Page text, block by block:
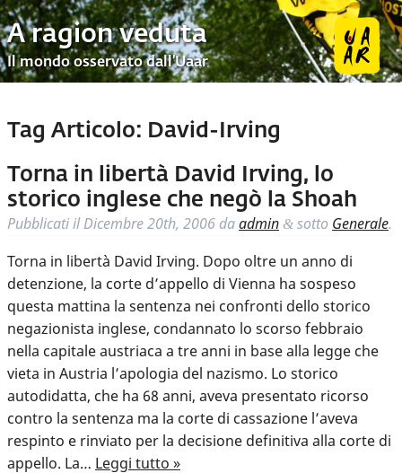
A ragion veduta
Il mondo osservato dall’Uaar
Tag Articolo: David-Irving
Torna in libertà David Irving, lo
storico inglese che negò la Shoah
Pubblicati ilDicembre 20th, 2006 daadmin & sotto Generale.
Torna in libertà David Irving. Dopo oltre un anno di
detenzione, la corte d’appello di Vienna ha sospeso
questa mattina la sentenza nei confronti dello storico
negazionista inglese, condannato lo scorso febbraio
nella capitale austriaca a tre anni in base alla legge che
vieta in Austria l’apologia del nazismo. Lo storico
autodidatta, che ha 68 anni, aveva presentato ricorso
contro la sentenza ma la corte di cassazione l’aveva
respinto e rinviato per la decisione definitiva alla corte di
appello. La… Leggi tutto »